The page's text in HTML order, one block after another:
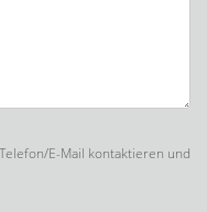
E-Mail kontaktieren und